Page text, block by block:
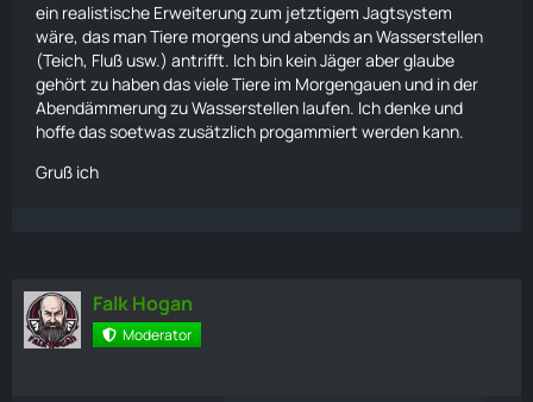
ein realistische Erweiterung zum jetztigem Jagtsystem
wäre, das manTiere morgens und abends an Wasserstellen
(Teich, Fluß usw.) antrifft. Ich bin kein Jäger aber glaube
gehört zu haben das vieleTiere im Morgengauen und in der
Abendämmerung zu Wasserstellen laufen. Ich denke und
hoffe das soetwas zusätzlich progammiert werden kann.
Gruß ich
Falk Hogan
Moderator